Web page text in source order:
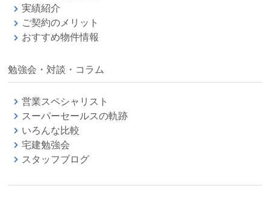
実績紹介
ご契約のメリット
おすすめ物件情報
勉強会・対談・コラム
営業スペシャリスト
スーパーセールスの軌跡
いろんな比較
宅建勉強会
スタッフブログ